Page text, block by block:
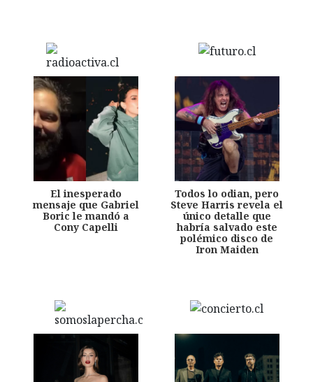
El inesperado
mensaje que Gabriel
Boric le mandó a
Cony Capelli
Todos lo odian, pero
Steve Harris revela el
único detalle que
habría salvado este
polémico disco de
Iron Maiden